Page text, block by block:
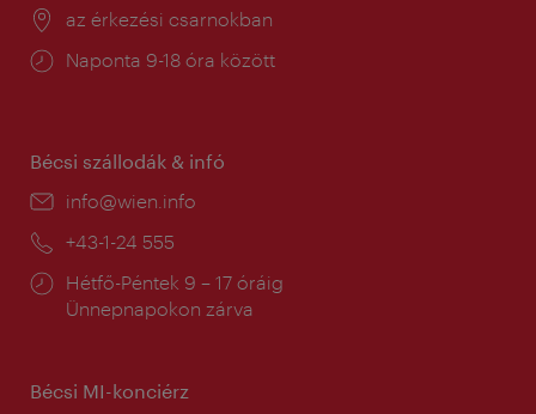
Helyszín:
az érkezési csarnokban
Nyitva
Naponta 9-18 óra között
Bécsi szállodák & infó
E-
info@wien.info
Telefon:
+43-1-24 555
Nyitva
tartás:
Hétfő-Péntek 9 – 17 óráig
Ünnepnapokon zárva
Bécsi MI-konciérz